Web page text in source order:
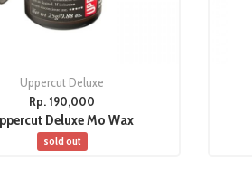
Uppercut Deluxe
Rp. 190,000
Deluxe Mo Wax
sold out